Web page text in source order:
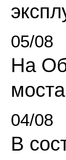
05/08
На
04/08
В